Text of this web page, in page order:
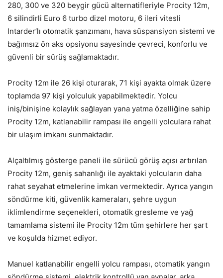
280, 300 ve 320 beygir gücü alternatifleriyle Procity 12m,
6 silindirli Euro 6 turbo dizel motoru, 6 ileri vitesli
Intarder’lı otomatik şanzımanı, hava süspansiyon sistemi ve
bağımsız ön aks opsiyonu sayesinde çevreci, konforlu ve
güvenli bir sürüş sağlamaktadır.
Procity 12m ile 26 kişi oturarak, 71 kişi ayakta olmak üzere
toplamda 97 kişi yolculuk yapabilmektedir. Yolcu
iniş/binişine kolaylık sağlayan yana yatma özelliğine sahip
Procity 12m, katlanabilir rampası ile engelli yolculara rahat
bir ulaşım imkanı sunmaktadır.
Alçaltılmış gösterge paneli ile sürücü görüş açısı artırılan
Procity 12m, geniş sahanlığı ile ayaktaki yolcuların daha
rahat seyahat etmelerine imkan vermektedir. Ayrıca yangın
söndürme kiti, güvenlik kameraları, şehre uygun
iklimlendirme seçenekleri, otomatik gresleme ve yağ
tamamlama sistemi ile Procity 12m tüm şehirlere her şart
ve koşulda hizmet ediyor.
Manuel katlanabilir engelli yolcu rampası, otomatik yangın